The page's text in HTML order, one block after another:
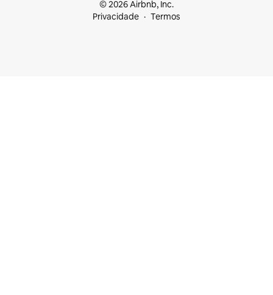
© 2026 Airbnb, Inc.
Privacidade
Termos